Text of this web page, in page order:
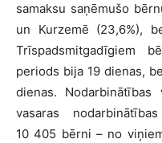
samaksu saņēmušo
un Kurzemē (23,6%),
Trīspadsmitgadīgiem
periods bija 19 dienas,
dienas. Nodarbinātības
vasaras
10 405 bērni – no